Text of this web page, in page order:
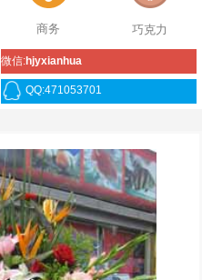
商务 巧克力
微信:hjyxianhua
QQ:471053701